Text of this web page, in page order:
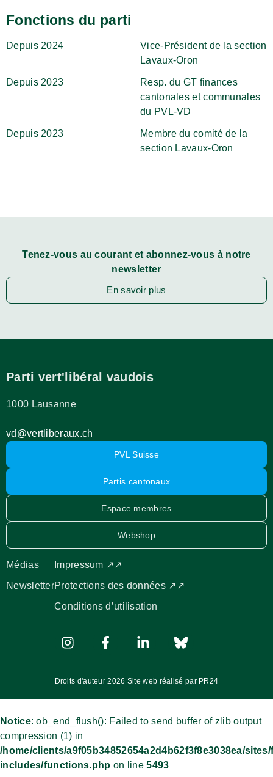
Fonctions du parti
Depuis 2024
Vice-Président de la section
Lavaux-Oron
Depuis 2023
Resp. du GT finances
cantonales et communales
du PVL-VD
Depuis 2023
Membre du comité de la
section Lavaux-Oron
Tenez-vous au courant et abonnez-vous à notre
newsletter
En savoir plus
Parti vert'libéral vaudois
1000 Lausanne
vd@vertliberaux.ch
Médias
Newsletter
Impressum ↗↗
Protections des données ↗↗
Conditions d’utilisation
PVL Suisse
Partis cantonaux
Espace membres
Webshop
Droits d'auteur 2026 Site web réalisé par PR24
Notice: ob_end_flush(): Failed to send buffer of zlib output
compression (1) in
/home/clients/a9f05b34852654a2d4b62f3f8e3038ea/
includes/functions.php on line5493